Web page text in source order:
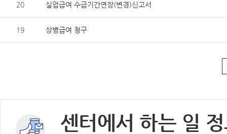
20 실업급여 수급기간연장(변경)신고서
19 상병급여 청구
센터에서 하는 일